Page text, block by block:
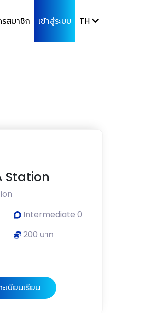
สมาชิก เข้าสู่ระบบ TH
Station
Intermediate 0
200 บาท
เบียนเรียน